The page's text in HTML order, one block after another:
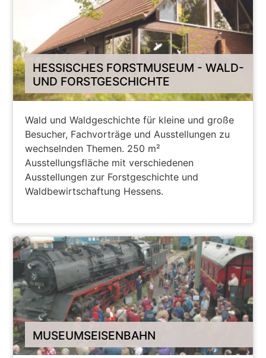
HESSISCHES FORSTMUSEUM - WALD-
UND FORSTGESCHICHTE
Wald und Waldgeschichte für kleine und große
Besucher, Fachvorträge und Ausstellungen zu
wechselnden Themen. 250 m²
Ausstellungsfläche mit verschiedenen
Ausstellungen zur Forstgeschichte und
Waldbewirtschaftung Hessens.
MUSEUMSEISENBAHN